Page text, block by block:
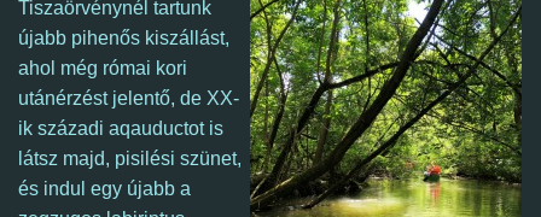
Tiszaörvénynél tartunk
újabb pihenős kiszállást,
ahol még római kori
utánérzést jelentő, de XX-
ik századi aqauductot is
látsz majd, pisilési szünet,
és indul egy újabb a